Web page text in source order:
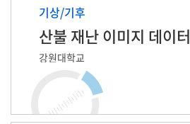
기상/기후
산불 재난 이미지 데이터
강원대학교